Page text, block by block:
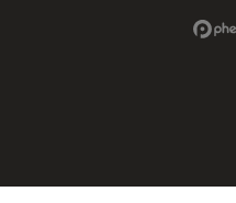
Link